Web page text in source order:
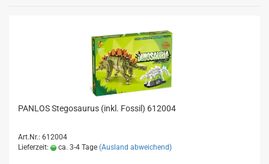
PANLOS Stegosaurus (inkl. Fossil) 612004
Art.Nr.: 612004
Lieferzeit:
ca. 3-4 Tage (Ausland abweichend)